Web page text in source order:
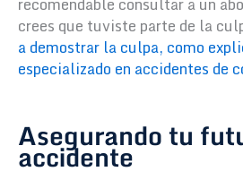
crees que tuviste parte de la
a demostrar la culpa, como
especializado en accidentes de
Asegurando tu
accidente